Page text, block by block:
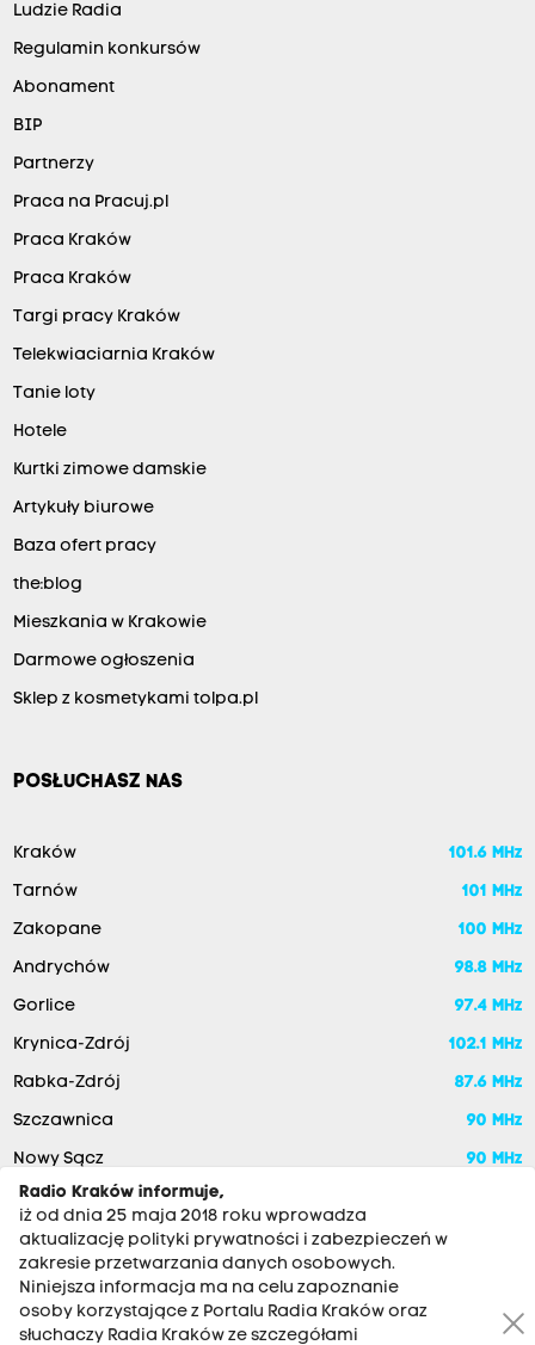
Ludzie Radia
Regulamin konkursów
Abonament
BIP
Partnerzy
Praca na Pracuj.pl
Praca Kraków
Praca Kraków
Targi pracy Kraków
Telekwiaciarnia Kraków
Tanie loty
Hotele
Kurtki zimowe damskie
Artykuły biurowe
Baza ofert pracy
the:blog
Mieszkania w Krakowie
Darmowe ogłoszenia
Sklep z kosmetykami tolpa.pl
POSŁUCHASZ NAS
Kraków 101.6 MHz
Tarnów 101 MHz
Zakopane 100 MHz
Andrychów 98.8 MHz
Gorlice 97.4 MHz
Krynica-Zdrój 102.1 MHz
Rabka-Zdrój 87.6 MHz
Szczawnica 90 MHz
Nowy Sącz
90 MHz
Radio Kraków informuje,
iż od dnia 25 maja 2018 roku wprowadza
aktualizację polityki prywatności i zabezpieczeń w
zakresie przetwarzania danych osobowych.
Niniejsza informacja ma na celu zapoznanie
osoby korzystające z Portalu Radia Kraków oraz
słuchaczy Radia Kraków ze szczegółami